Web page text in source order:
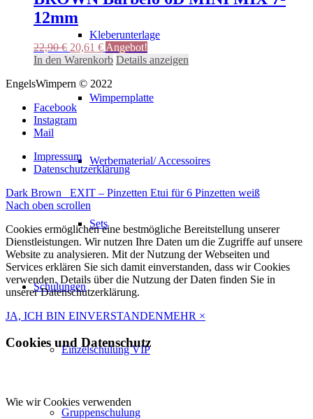
Kleberunterlage
Wimpernplatte
Werbematerial/ Accessoires
Sets
Schulungen
Einzelschulung VIP
Gruppenschulung
auf.
Optionen
können
auf
der
gewählt
werden
12mm
22,90€ Ursprünglicher
Preis
22,90 €
20,61 €Aktueller
Preis
20,61 €.
Angebot!
In den Warenkorb Details anzeigen
EngelsWimpern © 2022
Facebook
Instagram
Mail
Impressum
Datenschutzerklärung
Dark Brown
EXIT – Pinzetten Etui für 6 Pinzetten weiß
Nach oben scrollen
Cookies ermöglichen eine bestmögliche Bereitstellung unserer
Dienstleistungen. Wir nutzen Ihre Daten um die Zugriffe auf unsere
Website zu analysieren. Mit der Nutzung der Webseiten und
Services erklären Sie sich damit einverstanden, dass wir Cookies
verwenden. Details über die Nutzung der Daten finden Sie in
unserer Datenschutzerklärung.
JA, ICH BIN EINVERSTANDENMEHR ×
Cookies und Datenschutz
Wie wir Cookies verwenden